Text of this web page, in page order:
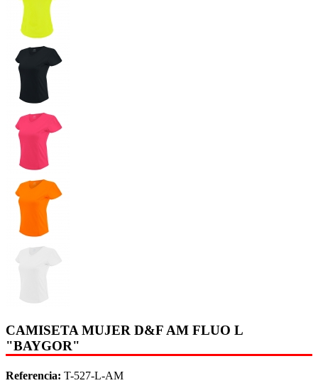
CAMISETA MUJER D&F AM FLUO L
"BAYGOR"
Referencia: T-527-L-AM